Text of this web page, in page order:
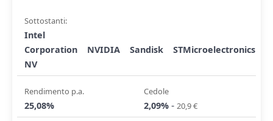
Sottostanti:
Intel
Corporation
NVIDIA Sandisk
STMicroelectronics
NV
Rendimento p.a.
25,08%
Cedole
2,09% - 20,9 €